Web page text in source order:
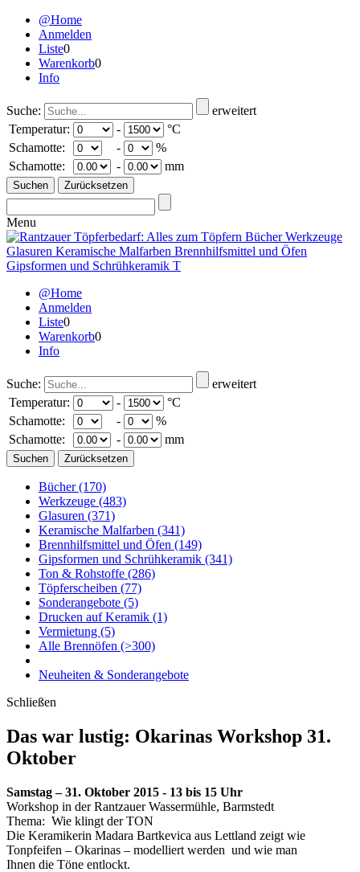
@Home
Anmelden
Liste0
Warenkorb0
Info
Suche:
erweitert
Temperatur:
-
°C
Schamotte:
-
%
Schamotte:
- mm
Menu
@Home
Anmelden
Liste0
Warenkorb0
Info
Suche:
erweitert
Temperatur:
-
°C
Schamotte:
-
%
Schamotte:
- mm
Bücher(170)
Werkzeuge (483)
Glasuren (371)
Keramische Malfarben (341)
Brennhilfsmittel und Öfen (149)
Gipsformen und Schrühkeramik (341)
Ton & Rohstoffe (286)
Töpferscheiben (77)
Sonderangebote (5)
Drucken auf Keramik (1)
Vermietung (5)
Alle Brennöfen (>300)
Neuheiten & Sonderangebote
Schließen
Das war lustig: Okarinas Workshop 31.
Oktober
Samstag – 31. Oktober 2015 - 13 bis 15 Uhr
Workshop in der Rantzauer Wassermühle, Barmstedt
Thema: Wie klingt der TON
Die Keramikerin Madara Bartkevica aus Lettland zeigt wie
Tonpfeifen – Okarinas – modelliert werden und wie man
Ihnen die Töne entlockt.